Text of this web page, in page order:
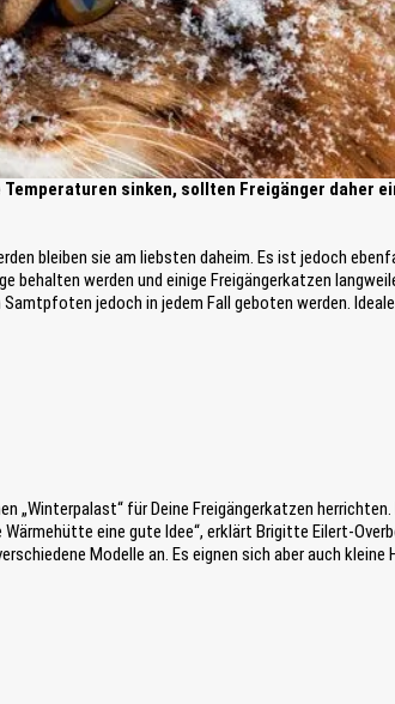
sinken, sollten Freigänger daher
bleiben sie am liebsten daheim. Es ist jedoch
werden und einige Freigängerkatzen
jedoch in jedem Fall geboten werden.
für Deine Freigängerkatzen
eine gute Idee“, erklärt Brigitte Eilert-
Modelle an. Es eignen sich aber auch